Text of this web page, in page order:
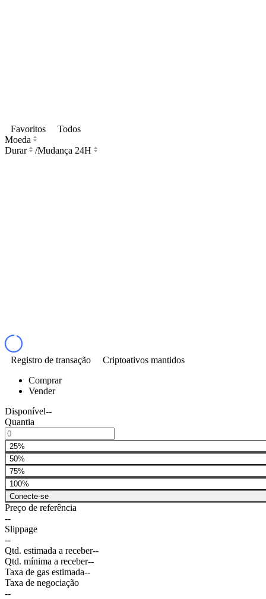
Favoritos
Todos
Moeda
Durar
/Mudança 24H
Registro de transação
Criptoativos mantidos
Comprar
Vender
Disponível--
Quantia
25%
50%
75%
100%
Conecte-se
Preço de referência
--
Slippage
--
Qtd. estimada a receber--
Qtd. mínima a receber--
Taxa de gas estimada--
Taxa de negociação
--